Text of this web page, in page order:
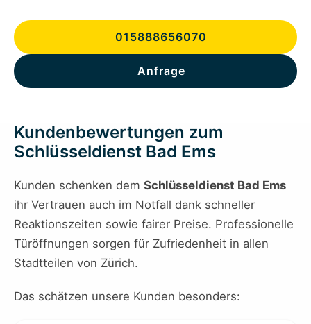
015888656070
Anfrage
Kundenbewertungen zum
Schlüsseldienst Bad Ems
Kunden schenken dem Schlüsseldienst Bad Ems
ihr Vertrauen auch im Notfall dank schneller
Reaktionszeiten sowie fairer Preise. Professionelle
Türöffnungen sorgen für Zufriedenheit in allen
Stadtteilen von Zürich.
Das schätzen unsere Kunden besonders: